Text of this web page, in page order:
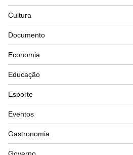
Cultura
Documento
Economia
Educação
Esporte
Eventos
Gastronomia